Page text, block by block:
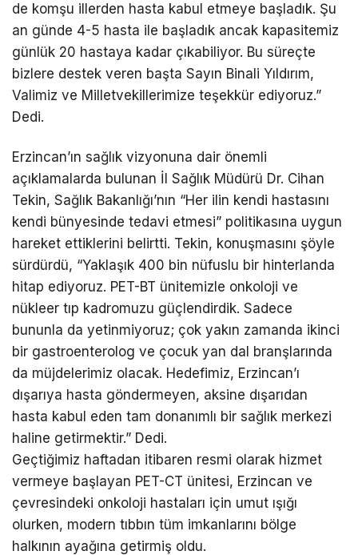
de komşu illerden hasta kabul etmeye başladık. Şu
an günde 4-5 hasta ile başladık ancak kapasitemiz
günlük 20 hastaya kadar çıkabiliyor. Bu süreçte
bizlere destek veren başta Sayın Binali Yıldırım,
Valimiz ve Milletvekillerimize teşekkür ediyoruz.”
Dedi.
Erzincan’ın sağlık vizyonuna dair önemli
açıklamalarda bulunan İl Sağlık Müdürü Dr. Cihan
Tekin, Sağlık Bakanlığı’nın “Her ilin kendi hastasını
kendi bünyesinde tedavi etmesi” politikasına uygun
hareket ettiklerini belirtti. Tekin, konuşmasını şöyle
sürdürdü, “Yaklaşık 400 bin nüfuslu bir hinterlanda
hitap ediyoruz. PET-BT ünitemizle onkoloji ve
nükleer tıp kadromuzu güçlendirdik. Sadece
bununla da yetinmiyoruz; çok yakın zamanda ikinci
bir gastroenterolog ve çocuk yan dal branşlarında
da müjdelerimiz olacak. Hedefimiz, Erzincan’ı
dışarıya hasta göndermeyen, aksine dışarıdan
hasta kabul eden tam donanımlı bir sağlık merkezi
haline getirmektir.” Dedi.
Geçtiğimiz haftadan itibaren resmi olarak hizmet
vermeye başlayan PET-CT ünitesi, Erzincan ve
çevresindeki onkoloji hastaları için umut ışığı
olurken, modern tıbbın tüm imkanlarını bölge
halkının ayağına getirmiş oldu.